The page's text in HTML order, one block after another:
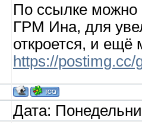
По ссылке можно
ГРМ Ина, для
откроется, и ещё
https://postimg.cc/
Дата: